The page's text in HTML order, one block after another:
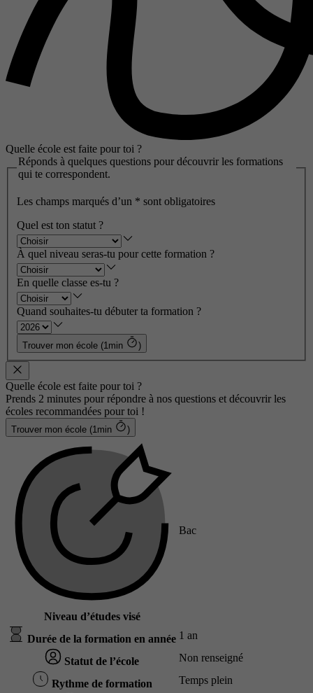
Quelle école est faite pour toi ?
Réponds à quelques questions pour découvrir les formations
qui te correspondent.
Les champs marqués d’un * sont obligatoires
Quel est ton statut ?
À quel niveau seras-tu pour cette formation ?
En quelle classe es-tu ?
Quand souhaites-tu débuter ta formation ?
Trouver mon école (1min )
Quelle école est faite pour toi ?
Prends 2 minutes pour répondre à nos questions et découvrir les
écoles recommandées pour toi !
Trouver mon école (1min )
Niveau d’études visé
Bac
Durée de la formation en année 1 an
Statut de l’école Non renseigné
Rythme de formation Temps plein